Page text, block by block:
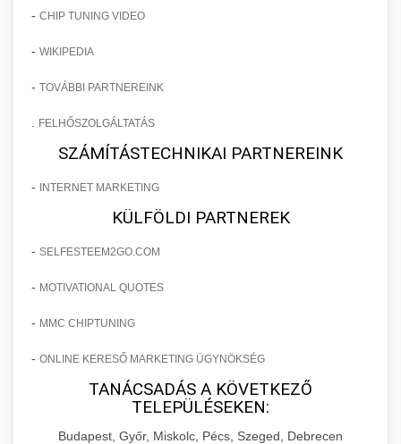
- CHIP TUNING VIDEO
- WIKIPEDIA
- TOVÁBBI PARTNEREINK
FELHŐSZOLGÁLTATÁS
SZÁMÍTÁSTECHNIKAI PARTNEREINK
- INTERNET MARKETING
KÜLFÖLDI PARTNEREK
- SELFESTEEM2GO.COM
- MOTIVATIONAL QUOTES
- MMC CHIPTUNING
- ONLINE KERESŐ MARKETING ÜGYNÖKSÉG
TANÁCSADÁS A KÖVETKEZŐ
TELEPÜLÉSEKEN:
Budapest, Győr, Miskolc, Pécs, Szeged, Debrecen